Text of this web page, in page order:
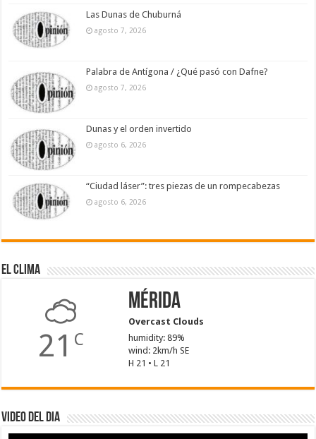
Las Dunas de Chuburná
agosto 7, 2026
Palabra de Antígona / ¿Qué pasó con Dafne?
agosto 7, 2026
Dunas y el orden invertido
agosto 6, 2026
“Ciudad láser”: tres piezas de un rompecabezas
agosto 6, 2026
El Clima
21 C
Mérida
Overcast Clouds
humidity: 89%
wind: 2km/h SE
H 21 • L 21
Video del dia